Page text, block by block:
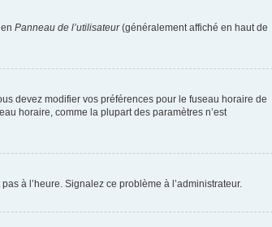
Panneau de l’utilisateur(généralement affiché en haut de
devez modifier vos préférences pour le fuseau horaire de
horaire, comme la plupart des paramètres n’est
à l’heure. Signalez ce problème à l’administrateur.